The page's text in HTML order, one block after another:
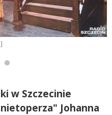
w Szczecinie
Johanna